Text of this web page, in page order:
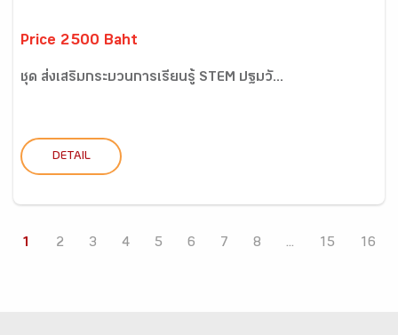
Price 2500 Baht
ชุด ส่งเสริมกระบวนการเรียนรู้ STEM ปฐมวั...
DETAIL
1 2 3 4 5 6 7 8 ... 15 16